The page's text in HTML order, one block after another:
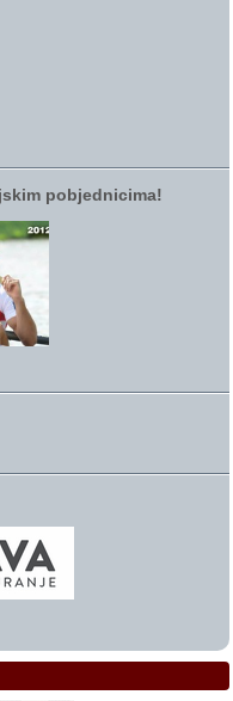
pobjednicima!